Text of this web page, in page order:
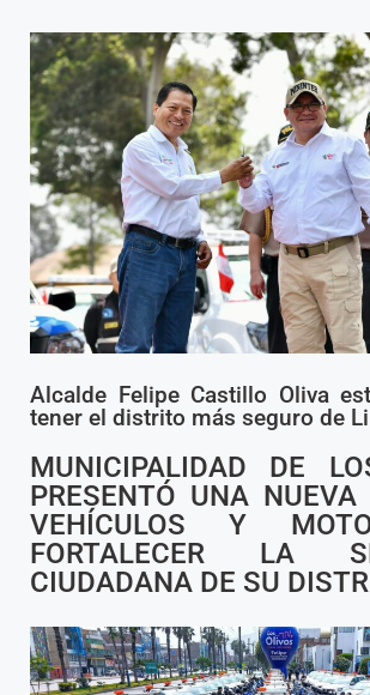
Alcalde Felipe Castillo Oliva
tener el distrito más seguro de
MUNICIPALIDAD DE
PRESENTÓ UNA NUEVA
VEHÍCULOS Y
FORTALECER LA
CIUDADANA DE SU